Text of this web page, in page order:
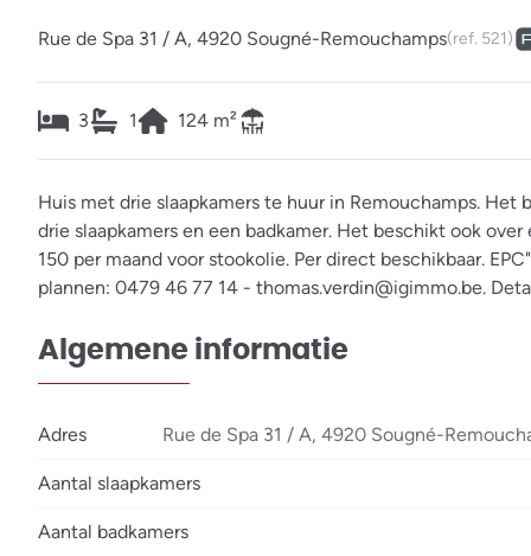
Rue de Spa 31 / A, 4920 Sougné-Remouchamps(ref. 521)
3 1 124 m²
Huis met drie slaapkamers te huur in Remouchamps.
drie slaapkamers en een badkamer. Het beschikt ook
150 per maand voor stookolie. Per direct beschikbaar.
plannen: 0479 46 77 14 - thomas.verdin@igimmo.be.
Algemene informatie
Adres Rue de Spa 31 / A, 4920 Sougné-
Aantal slaapkamers
Aantal badkamers